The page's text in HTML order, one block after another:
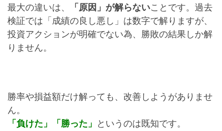
最大の違いは、
「原因」が解らないことです。過去
検証では「成績の良し悪し」は数字で解りますが、
投資アクションが明確でない為、勝敗の結果しか解
りません。
勝率や損益額だけ解っても、改善しようがありませ
ん。
「負けた」「勝った」 というのは既知です。